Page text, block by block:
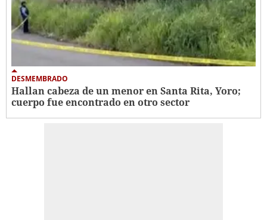
DESMEMBRADO
Hallan cabeza de un menor en Santa Rita, Yoro;
cuerpo fue encontrado en otro sector